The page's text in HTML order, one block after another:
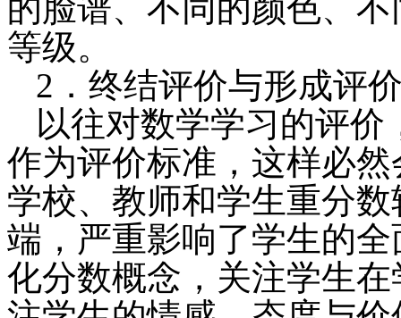
的脸谱、不同的颜色、
等级。
2．终结评价与形成评
以往对数学学习的评
作为评价标准，这样必
学校、教师和学生重分
端，严重影响了学生的
化分数概念，关注学生